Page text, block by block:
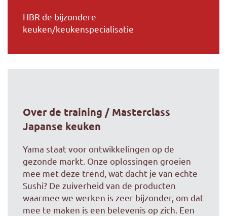
HBR de bijzondere
keuken/keukenspecialisatie
Over de training / Masterclass
Japanse keuken
Yama staat voor ontwikkelingen op de
gezonde markt. Onze oplossingen groeien
mee met deze trend, wat dacht je van echte
Sushi? De zuiverheid van de producten
waarmee we werken is zeer bijzonder, om dat
mee te maken is een belevenis op zich. Een